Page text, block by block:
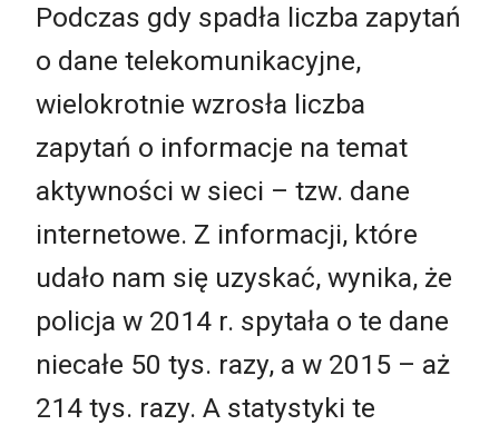
Podczas gdy spadła liczba zapytań
o dane telekomunikacyjne,
wielokrotnie wzrosła liczba
zapytań o informacje na temat
aktywności w sieci – tzw. dane
internetowe. Z informacji, które
udało nam się uzyskać, wynika, że
policja w 2014 r. spytała o te dane
niecałe 50 tys. razy, a w 2015 – aż
214 tys. razy. A statystyki te